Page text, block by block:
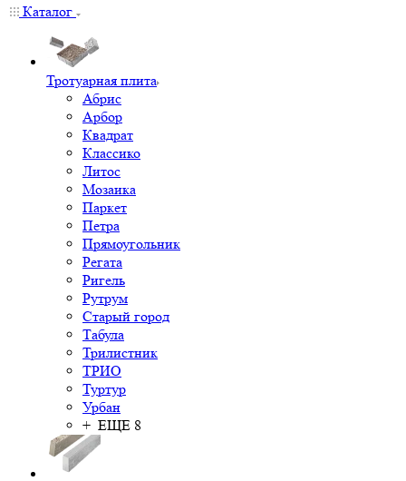
Каталог
Тротуарная плита
Абрис
Арбор
Квадрат
Классико
Литос
Мозаика
Паркет
Петра
Прямоугольник
Регата
Ригель
Рутрум
Старый город
Табула
Трилистник
ТРИО
Туртур
Урбан
+ ЕЩЕ 8